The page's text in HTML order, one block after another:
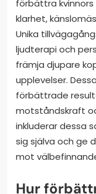
förbättra
klarhet,
Unika
ljudterapi och
främja djupare
upplevelser.
förbättrade
motståndskraft
inkluderar dessa
sig själva och ge
mot
Hur